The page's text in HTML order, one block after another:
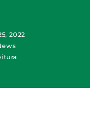
2022